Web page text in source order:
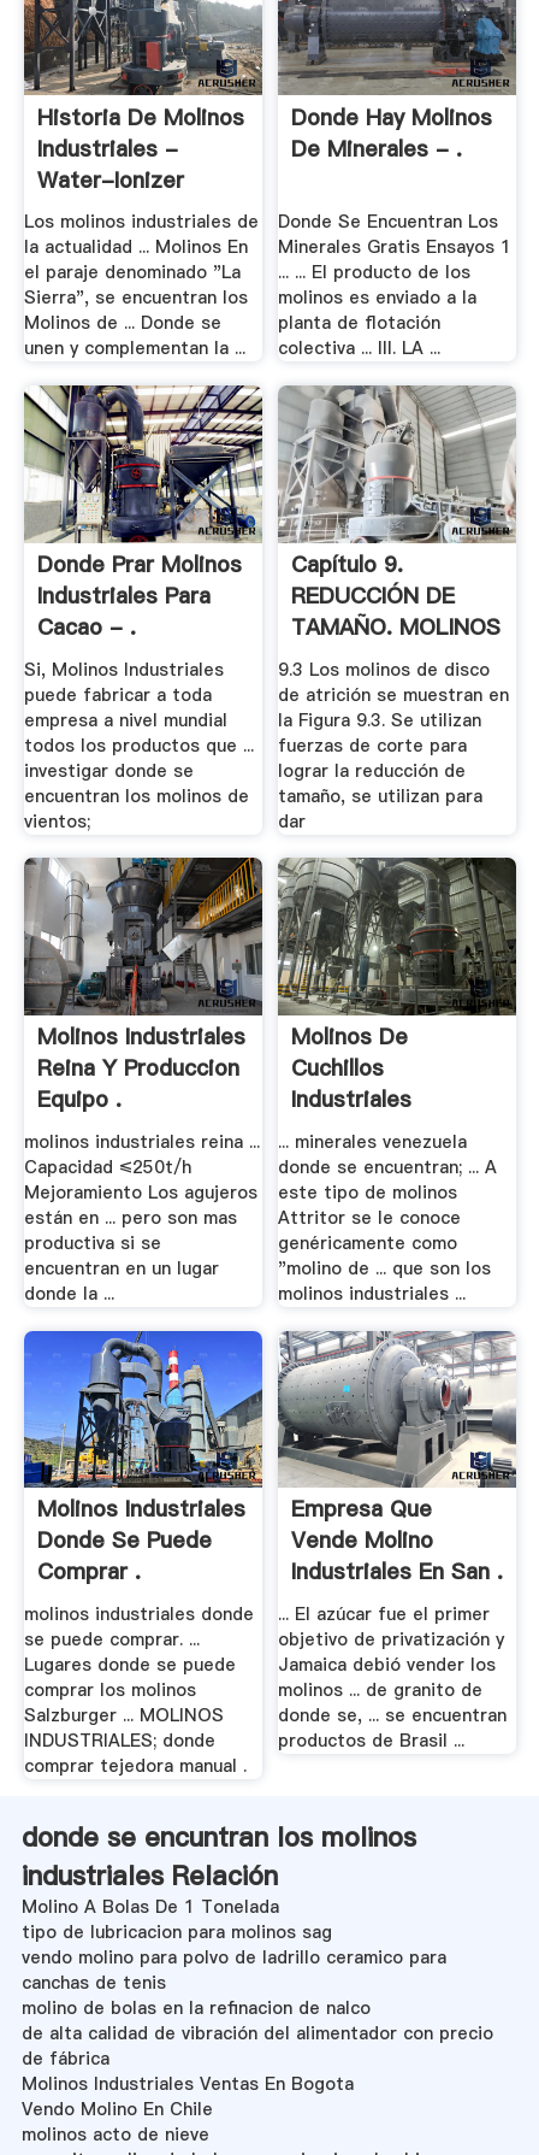
Historia De Molinos
Industriales -
Water-Ionizer
Los molinos industriales de
la actualidad ... Molinos En
el paraje denominado "La
Sierra", se encuentran los
Molinos de ... Donde se
unen y complementan la ...
Donde Hay Molinos
De Minerales - .
Donde Se Encuentran Los
Minerales Gratis Ensayos 1
... ... El producto de los
molinos es enviado a la
planta de flotación
colectiva ... III. LA ...
Donde Prar Molinos
Industriales Para
Cacao - .
Si, Molinos Industriales
puede fabricar a toda
empresa a nivel mundial
todos los productos que ...
investigar donde se
encuentran los molinos de
vientos;
Capítulo 9.
REDUCCIÓN DE
TAMAÑO. MOLINOS
9.1. .
9.3 Los molinos de disco
de atrición se muestran en
la Figura 9.3. Se utilizan
fuerzas de corte para
lograr la reducción de
tamaño, se utilizan para
dar
Molinos Industriales
Reina Y Produccion
Equipo .
molinos industriales reina ...
Capacidad ≤250t/h
Mejoramiento Los agujeros
están en ... pero son mas
productiva si se
encuentran en un lugar
donde la ...
Molinos De
Cuchillos
Industriales
Wikipedia
... minerales venezuela
donde se encuentran; ... A
este tipo de molinos
Attritor se le conoce
genéricamente como
"molino de ... que son los
molinos industriales ...
Molinos Industriales
Donde Se Puede
Comprar .
molinos industriales donde
se puede comprar. ...
Lugares donde se puede
comprar los molinos
Salzburger ... MOLINOS
INDUSTRIALES; donde
comprar tejedora manual .
Empresa Que
Vende Molino
Industriales En San .
... El azúcar fue el primer
objetivo de privatización y
Jamaica debió vender los
molinos ... de granito de
donde se, ... se encuentran
productos de Brasil ...
donde se encuntran los molinos
industriales Relación
Molino A Bolas De 1 Tonelada
tipo de lubricacion para molinos sag
vendo molino para polvo de ladrillo ceramico para
canchas de tenis
molino de bolas en la refinacion de nalco
de alta calidad de vibración del alimentador con precio
de fábrica
Molinos Industriales Ventas En Bogota
Vendo Molino En Chile
molinos acto de nieve